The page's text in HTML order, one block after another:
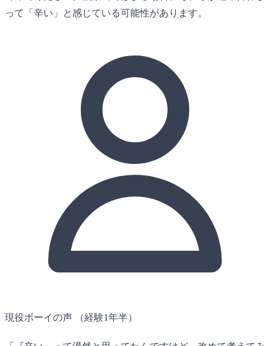
って「辛い」と感じている可能性があります。
現役ボーイの声 （経験1年半）